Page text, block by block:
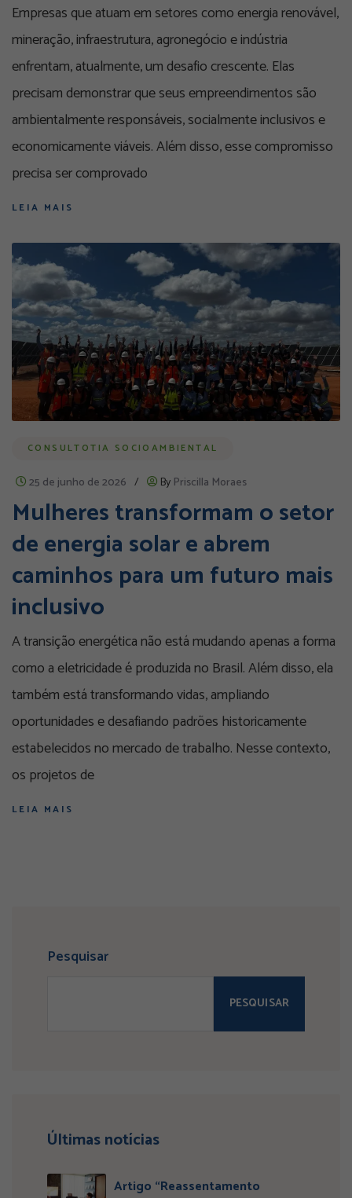
Empresas que atuam em setores como energia renovável,
mineração, infraestrutura, agronegócio e indústria
enfrentam, atualmente, um desafio crescente. Elas
precisam demonstrar que seus empreendimentos são
ambientalmente responsáveis, socialmente inclusivos e
economicamente viáveis. Além disso, esse compromisso
precisa ser comprovado
LEIA MAIS
CONSULTOTIA SOCIOAMBIENTAL
25 de junho de 2026 / By Priscilla Moraes
Mulheres transformam o setor
de energia solar e abrem
caminhos para um futuro mais
inclusivo
A transição energética não está mudando apenas a forma
como a eletricidade é produzida no Brasil. Além disso, ela
também está transformando vidas, ampliando
oportunidades e desafiando padrões historicamente
estabelecidos no mercado de trabalho. Nesse contexto,
os projetos de
LEIA MAIS
Pesquisar
PESQUISAR
Últimas notícias
Artigo “Reassentamento